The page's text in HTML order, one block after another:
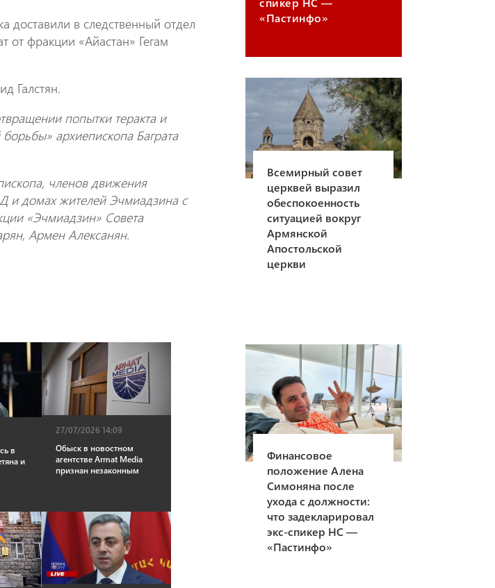
доставили в следственный отдел
от фракции «Айастан» Гегам
Галстян.
попытки теракта и
архиепископа Баграта
членов движения
и домах жителей Эчмиадзина с
«Эчмиадзин» Совета
Армен Алексанян.
в
и
27/07/2026 14:09
Обыск в новостном
агентстве Armat Media
признан незаконным
«Пастинфо»
Всемирный совет
церквей выразил
обеспокоенность
ситуацией вокруг
Армянской
Апостольской
церкви
Финансовое
положение Алена
Симоняна после
ухода с должности:
что задекларировал
экс-спикер НС —
«Пастинфо»